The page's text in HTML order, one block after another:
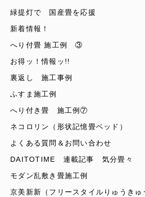
緑提灯で 国産畳を応援
新着情報！
へり付畳 施工例 ③
お得ッ！情報ッ!!
裏返し 施工事例
ふすま施工例
へり付き畳 施工例⑦
ネコロリン（形状記憶畳ベッド）
よくある質問＆お問い合わせ
DAITOTIME 連載記事 気分畳々
モダン乱敷き畳施工例
京美新新（フリースタイルりゅうきゅ